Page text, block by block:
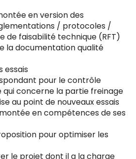
en version des
/ protocoles /
de faisabilité technique (RFT)
la documentation qualité
essais
pour le contrôle
qui concerne la partie freinage
au point de nouveaux essais
montée en compétences de ses
pour optimiser les
le projet dont il a la charge